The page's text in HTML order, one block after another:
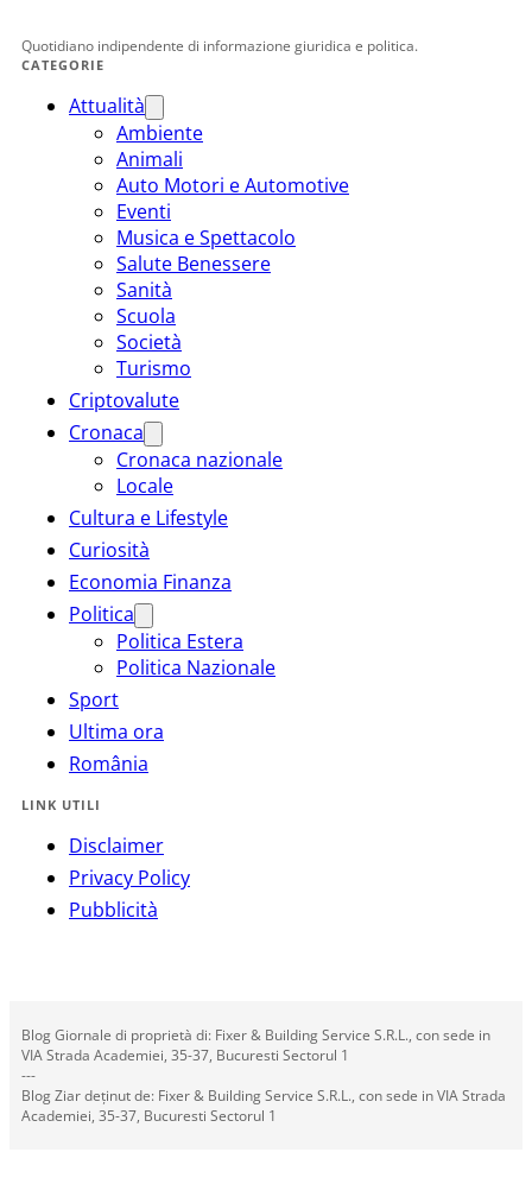
Quotidiano indipendente di informazione giuridica e politica.
CATEGORIE
Attualità
Ambiente
Animali
Auto Motori e Automotive
Eventi
Musica e Spettacolo
Salute Benessere
Sanità
Scuola
Società
Turismo
Criptovalute
Cronaca
Cronaca nazionale
Locale
Cultura e Lifestyle
Curiosità
Economia Finanza
Politica
Politica Estera
Politica Nazionale
Sport
Ultima ora
România
LINK UTILI
Disclaimer
Privacy Policy
Pubblicità
Blog Giornale di proprietà di: Fixer & Building Service S.R.L., con sede in
VIA Strada Academiei, 35-37, Bucuresti Sectorul 1
---
Blog Ziar deținut de: Fixer & Building Service S.R.L., con sede in VIA Strada
Academiei, 35-37, Bucuresti Sectorul 1